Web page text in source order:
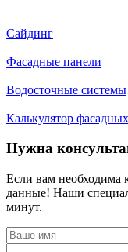
Сайдинг
Фасадные панели
Водосточные системы
Калькулятор
Нужна
Если вам необходима
данные! Наши
минут.